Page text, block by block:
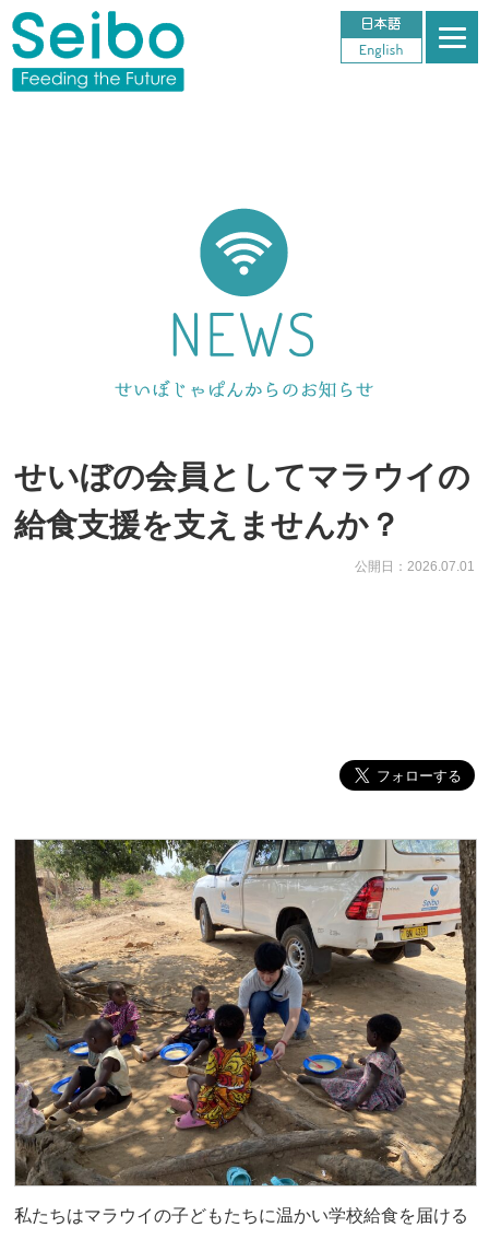
せいぼの会員としてマラウイの
給食支援を支えませんか？
公開日：2026.07.01
私たちはマラウイの子どもたちに温かい学校給食を届ける